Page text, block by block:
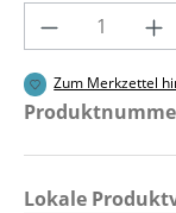
Produkt
Zum Merkzettel
Lokale